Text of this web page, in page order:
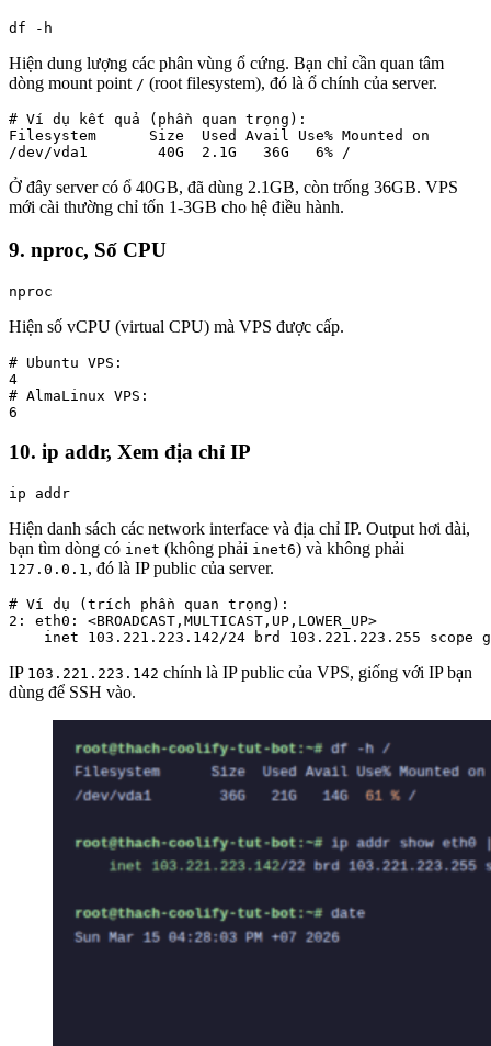
df -h
Hiện dung lượng các phân vùng ổ cứng. Bạn chỉ cần quan tâm
dòng mount point / (root filesystem), đó là ổ chính của server.
# Ví dụ kết quả (phần quan trọng):
Filesystem      Size  Used Avail Use% Mounted on
/dev/vda1        40G  2.1G   36G   6% /
Ở đây server có ổ 40GB, đã dùng 2.1GB, còn trống 36GB. VPS
mới cài thường chỉ tốn 1-3GB cho hệ điều hành.
9. nproc, Số CPU
nproc
Hiện số vCPU (virtual CPU) mà VPS được cấp.
# Ubuntu VPS:
4
# AlmaLinux VPS:
6
10. ip addr, Xem địa chỉ IP
ip addr
Hiện danh sách các network interface và địa chỉ IP. Output hơi dài,
bạn tìm dòng có inet (không phải inet6) và không phải
127.0.0.1, đó là IP public của server.
# Ví dụ (trích phần quan trọng):
2: eth0: <BROADCAST,MULTICAST,UP,LOWER_UP>
inet 103.221.223.142/24 brd 103.221.223.255 scope
IP 103.221.223.142 chính là IP public của VPS, giống với IP bạn
dùng để SSH vào.